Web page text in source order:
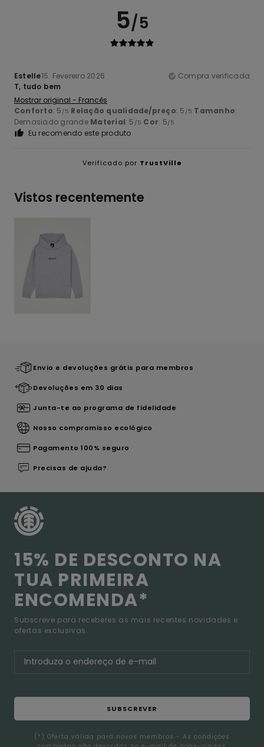
5/5
Estelle15. Fevereiro 2026
Compra verificada
T, tudo bem
Mostrar original - Francês
Conforto: 5 /5 Relação qualidade/preço: 5 /5 Tamanho:
Demasiado grande Material: 5 /5 Cor: 5/5
Eu recomendo este produto
Verificado por TrustVille
Vistos recentemente
Envio e devoluções grátis para membros
Devoluções em 30 dias
Junta-te ao programa de fidelidade
Nosso compromisso ecológico
Pagamento 100% seguro
Precisas de ajuda?
15% DE DESCONTO NA
TUA PRIMEIRA
ENCOMENDA*
Subscreve para receberes as mais recentes novidades e
ofertas exclusivas.
SUBSCREVER
(*) Oferta válida para novos membros - As condições